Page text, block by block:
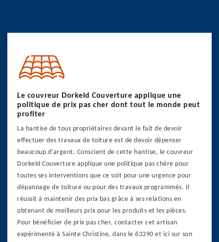
Le couvreur Dorkeld Couverture applique une
politique de prix pas cher dont tout le monde peut
profiter
La hantise de tous propriétaires devant le fait de devoir
effectuer des travaux de toiture est de devoir dépenser
beaucoup d’argent. Conscient de cette hantise, le couvreur
Dorkeld Couverture applique une politique pas chère pour
toutes ses interventions que ce soit pour une urgence pour
dépannage de toiture ou pour des travaux programmés. Il
réussit à maintenir des prix bas grâce à ses relations en
obtenant de meilleurs prix pour les produits et les pièces.
Pour bénéficier de prix pas cher, contacter cet artisan
expérimenté à Sainte Christine, dans le 63390 et ici sur son